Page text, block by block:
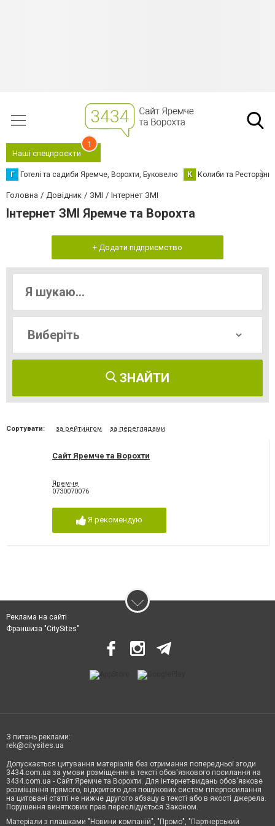
Наші спецпроєкти
1
Г Готелі та садиби Яремче, Ворохти, Буковелю К Колиби та Ресторани
Головна Довідник ЗМІ Інтернет ЗМІ
Інтернет ЗМІ Яремче та Ворохта
+ Додати підприємство
ЗНАЙТИ
Сортувати: за рейтингом за переглядами
Cайт Яремче та Ворохти
Яремче
0730070076
Я рекомендую
Реклама на сайті
Франшиза "CitySites"
З питань реклами:
rek@citysites.ua
Допускається цитування матеріалів без отримання попередньої згоди
3434.com.ua за умови розміщення в тексті обов'язкового посилання на
3434.com.ua - Сайт Яремче та Ворохти. Для інтернет-видань обов'язкове
розміщення прямого, відкритого для пошукових систем гіперпосилання
на цитовані статті не нижче другого абзацу в тексті або в якості джерела.
Порушення виняткових прав переслідується Законом.
Матеріали з плашками "Новини компаній", "Промо", "Партнерський